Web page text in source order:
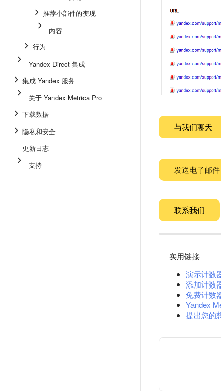
推荐小部件的变现
内容
行为
Yandex Direct 集成
集成 Yandex 服务
关于 Yandex Metrica Pro
下载数据
隐私和安全
更新日志
支持
与我们聊天
发送电子邮件
联系我们
实用链接
演示计数
添加计数
免费计数
Yandex
提出您的